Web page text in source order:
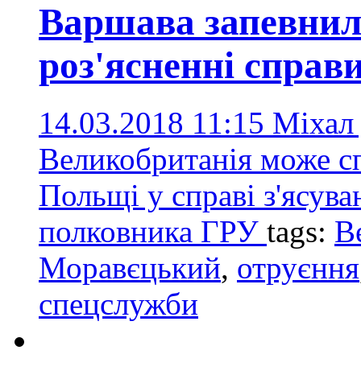
Варшава
роз'ясненні
14.03.2018 11:15
Великобританія може
Польщі у справі
полковника ГРУ tags:
Моравєцький, отруєння
спецслужби